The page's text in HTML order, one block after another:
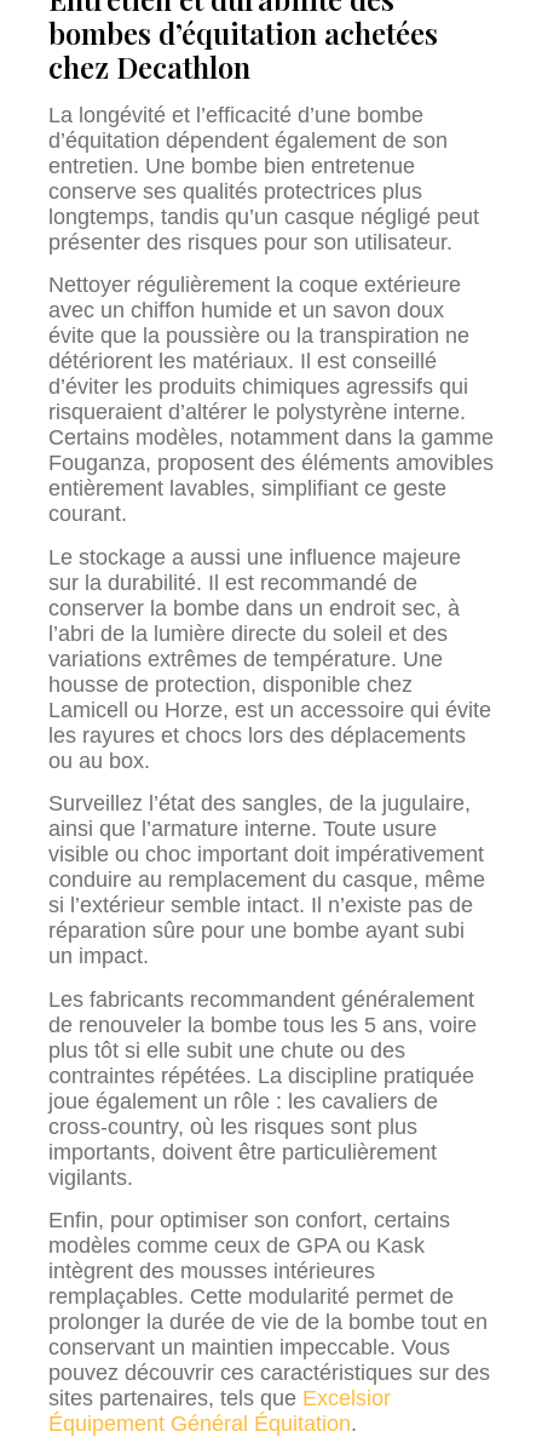
bombes d’équitation achetées
chez Decathlon
La longévité et l’efficacité d’une bombe
d’équitation dépendent également de son
entretien. Une bombe bien entretenue
conserve ses qualités protectrices plus
longtemps, tandis qu’un casque négligé peut
présenter des risques pour son utilisateur.
Nettoyer régulièrement la coque extérieure
avec un chiffon humide et un savon doux
évite que la poussière ou la transpiration ne
détériorent les matériaux. Il est conseillé
d’éviter les produits chimiques agressifs qui
risqueraient d’altérer le polystyrène interne.
Certains modèles, notamment dans la gamme
Fouganza, proposent des éléments amovibles
entièrement lavables, simplifiant ce geste
courant.
Le stockage a aussi une influence majeure
sur la durabilité. Il est recommandé de
conserver la bombe dans un endroit sec, à
l’abri de la lumière directe du soleil et des
variations extrêmes de température. Une
housse de protection, disponible chez
Lamicell ou Horze, est un accessoire qui évite
les rayures et chocs lors des déplacements
ou au box.
Surveillez l’état des sangles, de la jugulaire,
ainsi que l’armature interne. Toute usure
visible ou choc important doit impérativement
conduire au remplacement du casque, même
si l’extérieur semble intact. Il n’existe pas de
réparation sûre pour une bombe ayant subi
un impact.
Les fabricants recommandent généralement
de renouveler la bombe tous les 5 ans, voire
plus tôt si elle subit une chute ou des
contraintes répétées. La discipline pratiquée
joue également un rôle : les cavaliers de
cross-country, où les risques sont plus
importants, doivent être particulièrement
vigilants.
Enfin, pour optimiser son confort, certains
modèles comme ceux de GPA ou Kask
intègrent des mousses intérieures
remplaçables. Cette modularité permet de
prolonger la durée de vie de la bombe tout en
conservant un maintien impeccable. Vous
pouvez découvrir ces caractéristiques sur des
sites partenaires, tels que Excelsior
Équipement Général Équitation.